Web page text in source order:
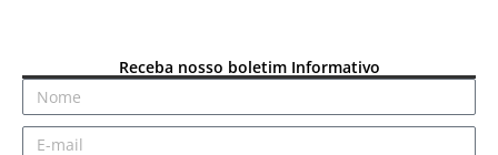
Receba nosso boletim Informativo